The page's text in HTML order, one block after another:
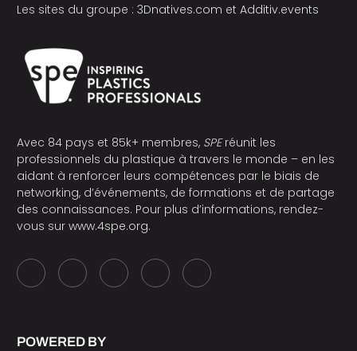
Les sites du groupe : 3Dnatives.com et Additiv.events
Avec 84 pays et 85k+ membres, SPEréunit les
professionnels du plastique à travers le monde – en les
aidant à renforcer leurs compétences par le biais de
networking, d’événements, de formations et de partage
des connaissances. Pour plus d’informations, rendez-
vous sur www.4spe.org.
POWERED BY